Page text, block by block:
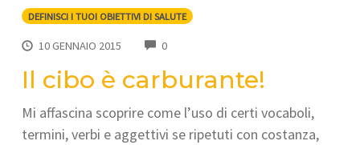
DEFINISCI I TUOI OBIETTIVI DI SALUTE
10 GENNAIO 2015 0COMMENTS
Il cibo è carburante!
Mi affascina scoprire come l’uso di certi vocaboli,
termini, verbi e aggettivi se ripetuti con costanza,